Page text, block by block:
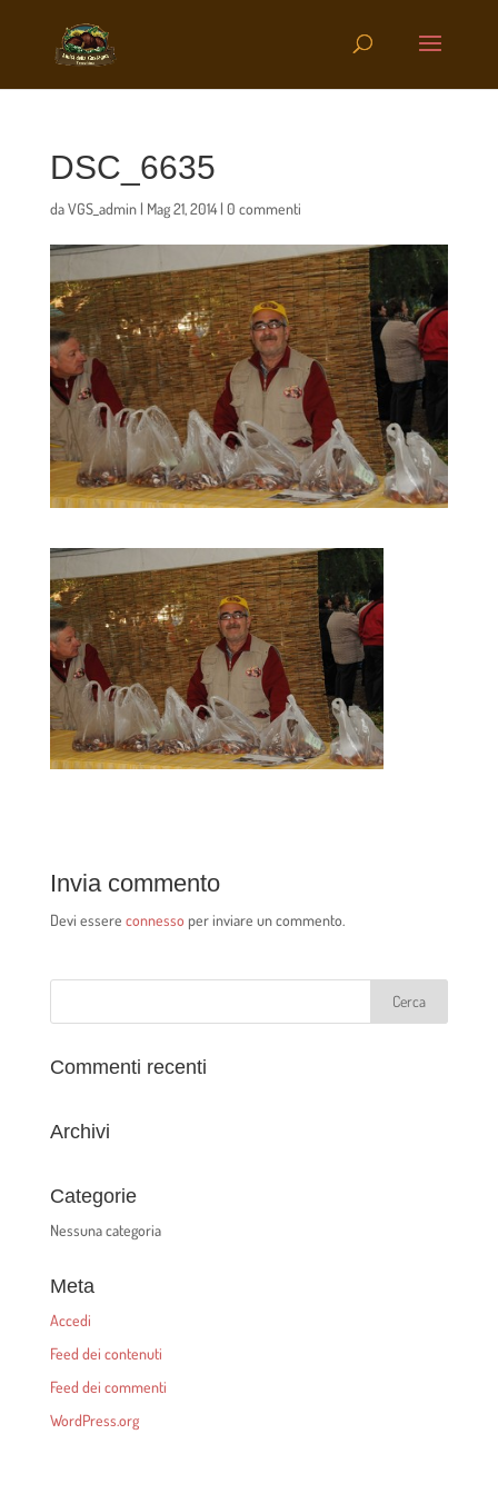
DSC_6635
daVGS_admin| Mag 21, 2014| 0 commenti
Invia commento
Devi essere connesso per inviare un commento.
Commenti recenti
Archivi
Categorie
Nessuna categoria
Meta
Accedi
Feed dei contenuti
Feed dei commenti
WordPress.org